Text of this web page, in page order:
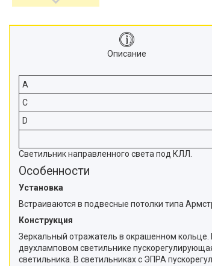
Описание
A
C
D
Светильник направленного света под КЛЛ.
Особенности
Установка
Встраиваются в подвесные потолки типа
Конструкция
Зеркальный отражатель в окрашенном кольце.
двухламповом светильнике
светильника. В светильниках с ЭПРА